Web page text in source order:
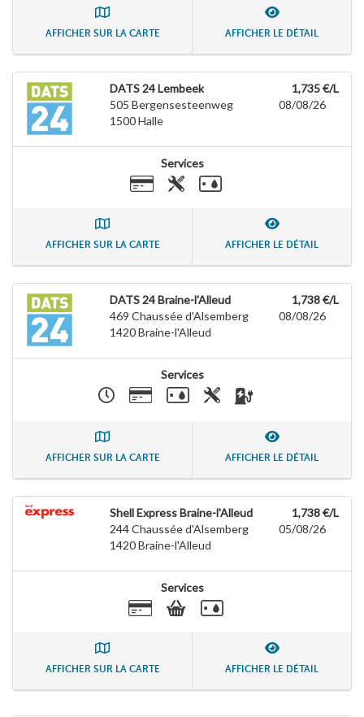
AFFICHER SUR LA CARTE AFFICHER LE DÉTAIL
DATS 24 Lembeek
505 Bergensesteenweg
1500Halle
1,735 €/L
08/08/26
Services
AFFICHER SUR LA CARTE AFFICHER LE DÉTAIL
DATS 24 Braine-l'Alleud
469 Chaussée d'Alsemberg
1420Braine-l'Alleud
1,738 €/L
08/08/26
Services
AFFICHER SUR LA CARTE AFFICHER LE DÉTAIL
Shell Express Braine-l'Alleud
244 Chaussée d'Alsemberg
1420Braine-l'Alleud
1,738 €/L
05/08/26
Services
AFFICHER SUR LA CARTE AFFICHER LE DÉTAIL